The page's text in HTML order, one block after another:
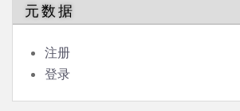
元数据
注册
登录